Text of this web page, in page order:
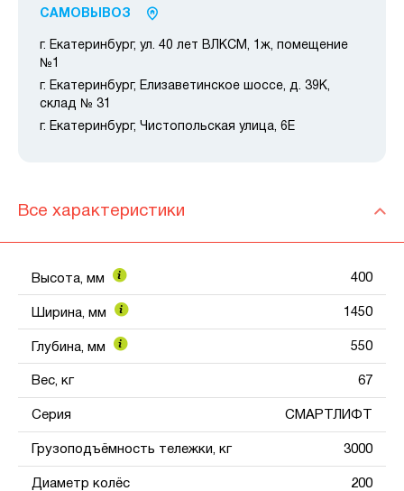
САМОВЫВОЗ
г. Екатеринбург, ул. 40 лет ВЛКСМ, 1ж, помещение
№1
г. Екатеринбург, Елизаветинское шоссе, д. 39К,
склад № 31
г. Екатеринбург, Чистопольская улица, 6Е
Все характеристики
Высота, мм 400
Ширина, мм 1450
Глубина, мм 550
Вес, кг 67
Серия СМАРТЛИФТ
Грузоподъёмность тележки, кг 3000
Диаметр колёс 200